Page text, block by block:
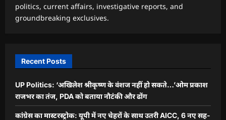
politics, current affairs, investigative reports, and
groundbreaking exclusives.
Recent Posts
UP Politics: ‘अखिलेश श्रीकृष्ण के वंशज नहीं हो सकते…’ओम प्रकाश
राजभर का तंज, PDA को बताया नौटंकी और ढोंग
कांग्रेस का मास्टरस्ट्रोक: यूपी में नए चेहरों के साथ उतरी AICC, 6 नए सह-